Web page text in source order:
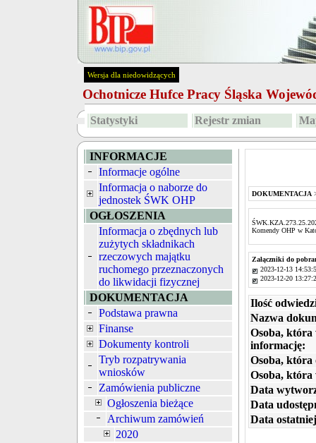
Wersja dla niedowidzących
Ochotnicze Hufce Pracy Śląska
Statystyki Rejestr zmian
INFORMACJE
Informacje ogólne
Informacja o naborze do
jednostek ŚWK OHP
OGŁOSZENIA
Informacja o zbędnych lub
zużytych składnikach
rzeczowych majątku
ruchomego przeznaczonych
do likwidacji fizycznej
DOKUMENTACJA
Podstawa prawna
Finanse
Dokumenty kontroli
Tryb rozpatrywania
wniosków
Zamówienia publiczne
Ogłoszenia bieżące
Archiwum zamówień
2020
DOKUMENTACJA
Komendy OHP w
Załączniki do
2023-12-13
2023-12-20
Ilość
Nazwa
Osoba, która
informację:
Osoba, która
Osoba, która
Data
Data
Data